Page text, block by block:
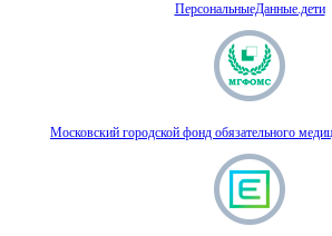
ПерсональныеДанные.дети
Московский городской фонд обязательного